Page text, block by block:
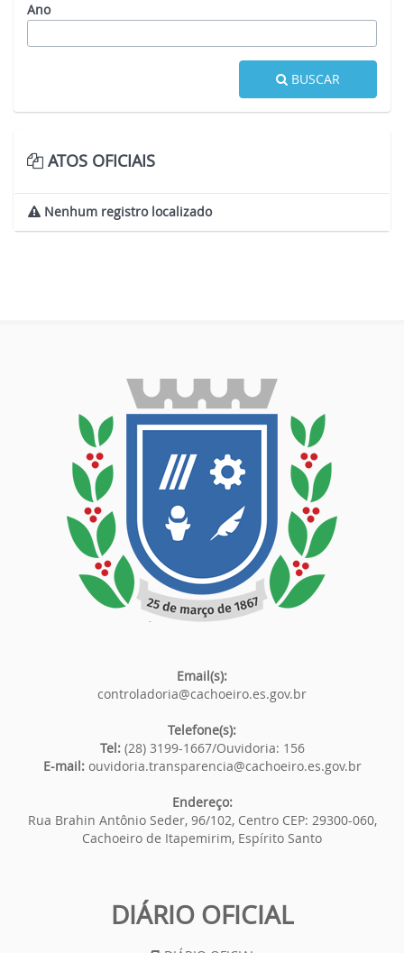
Ano
BUSCAR
ATOS OFICIAIS
Nenhum registro localizado
Email(s):
controladoria@cachoeiro.es.gov.br
Telefone(s):
Tel: (28) 3199-1667/Ouvidoria: 156
E-mail: ouvidoria.transparencia@cachoeiro.es.gov.br
Endereço:
Rua Brahin Antônio Seder, 96/102, Centro CEP: 29300-060,
Cachoeiro de Itapemirim, Espírito Santo
DIÁRIO OFICIAL